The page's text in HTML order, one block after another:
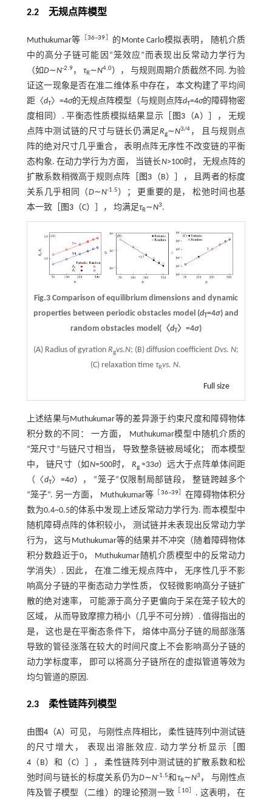
2.2 无规点阵模型
Muthukumar等 ［36~39
的Monte Carlo模拟表明， 随机介质
中的高分子链可能因“笼效应”而表现出反常动力学行为
（如D∼N-2.9 ， τR∼N4.0）， 与规则周期介质截然不同. 为验
证这一现象是否在准二维体系中存在， 本文构建了平均间
距〈dT〉=4σ的无规点阵模型（与规则点阵dT=4σ的障碍物密
度相同）. 平衡态性质模拟结果显示［
图3 （A）］， 无规
点阵中测试链的尺寸与链长仍满足Rg∼N3/4 ， 且与规则点
阵的绝对尺寸几乎重合， 表明点阵无序性不改变链的平衡
态构象. 在动力学行为方面， 当链长N>100时， 无规点阵的
扩散系数稍微高于规则点阵［
图3 （B）］， 且两者的标度
关系几乎相同（D∼N-1.5）； 更重要的是， 松弛时间也基
本一致［
图3（C）］， 均满足τR∼N3.
Fig.3 Comparison of equilibrium dimensions and dynamic
properties between periodic obstacles model (dT=4σ) and
random obstacles model(〈dT〉=4σ)
(A) Radius of gyration Rgvs.N; (B) diffusion coefficient Dvs. N;
(C) relaxation timeτRvs. N.
Full size
上述结果与Muthukumar等的差异源于约束尺度和障碍物体
积分数的不同： 一方面， Muthukumar模型中随机介质的
“笼尺寸”与链尺寸相当， 导致整条链被局域化； 而本模型
中， 链尺寸（如 N=500时，Rg ≈33σ）远大于点阵单体间距
（〈dT〉=4σ）， “笼子”仅限制局部链段， 整链跨越多个
“笼子”. 另一方面， Muthukumar等
36~39］在障碍物体积分
数为0.4~0.5的体系中发现上述反常动力学行为. 而本模型中
随机障碍点阵的体积较小， 测试链并未表现出反常动力学
行为， 这与Muthukumar等的结果并不冲突（随着障碍物体
积分数趋近于0， Muthukumar随机介质模型中的反常动力
学消失）. 因此， 在准二维无规点阵中， 无序性几乎不影
响高分子链的平衡态动力学性质， 仅轻微影响高分子链扩
散的绝对速率， 可能源于高分子更偏向于呆在笼子较大的
区域， 从而导致摩擦力稍小（几乎不可分辨）. 值得指出的
是， 这也是在平衡态条件下， 熔体中高分子链的局部涨落
导致的管径涨落在较大的时间尺度上不会影响高分子链的
动力学标度率， 即可以将高分子链所在的虚拟管道等效为
均匀管道的原因.
2.3 柔性链阵列模型
由 图4（A）可见， 与刚性点阵相比， 柔性链阵列中测试链
的尺寸增大， 表现出溶胀效应. 动力学分析显示［
图
4（B）和（C）］， 柔性链阵列中测试链的扩散系数和松
弛时间与链长的标度关系仍为D∼N-1.5和 τR∼N3 ， 与刚性点
阵及管子模型（二维）的理论预测一致
10］ . 这表明， 在